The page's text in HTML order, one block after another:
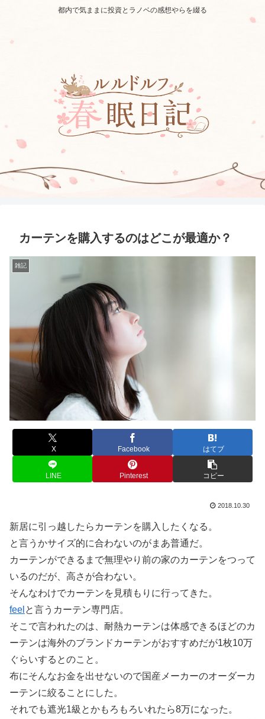
都内で気ままに投資とラノベの感想やらを綴る
カーテンを購入するのはどこが最適か？
雑記
X Facebook はてブ
LINE Pinterest コピー
2018.10.30
新居に引っ越したらカーテンを購入したくなる。
と言うかサイズ的に合わないのがまあ普通だ。
カーテンができるまで無理やり前の家のカーテンをつって
いるのだが、高さが合わない。
そんなわけでカーテンを見積もりに行ってきた。
feel と言うカーテン専門店。
そこで言われたのは、耐熱カーテンは体感できるほどのカ
ーテンは海外のブランドカーテンがおすすめだが1枚10万
ぐらいするとのこと。
布にそんなお金を出せないので国産メーカーのオーダーカ
ーテンに絞ることにした。
それでも遮光1級とかもろもろいれたら8万になった。